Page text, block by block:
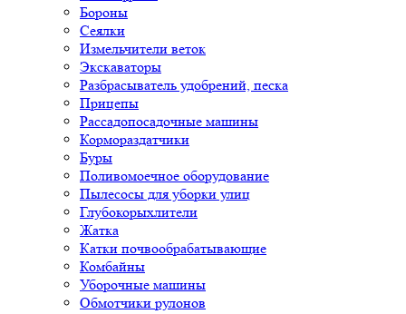
Бороны
Сеялки
Измельчители веток
Экскаваторы
Разбрасыватель удобрений, песка
Прицепы
Рассадопосадочные машины
Кормораздатчики
Буры
Поливомоечное оборудование
Пылесосы для уборки улиц
Глубокорыхлители
Жатка
Катки почвообрабатывающие
Комбайны
Уборочные машины
Обмотчики рулонов